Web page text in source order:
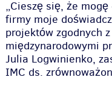
„Cieszę się, że
firmy moje
projektów zgodnych
międzynarodowymi
Julia Logwinienko,
IMC ds.